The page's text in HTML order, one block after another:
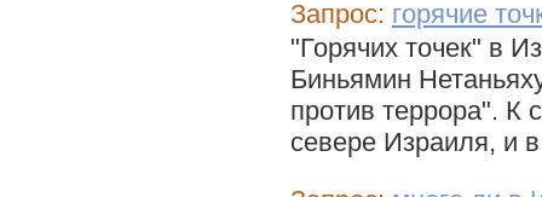
Запрос: горячие
"Горячих точек" в
Биньямин
против террора". К
севере Израиля, и